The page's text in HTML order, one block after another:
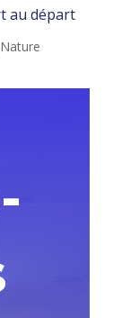
au départ
Nature